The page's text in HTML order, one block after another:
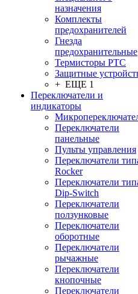
назначения
Комплекты
предохранителей
Гнезда
предохранительные
Термисторы PTC
Защитные
+ ЕЩЕ 1
Переключатели и
индикаторы
Переключатели
панельные
Пульты управления
Переключатели
Rocker
Переключатели
Dip-Switch
Переключатели
ползунковые
Переключатели
оборотные
Переключатели
рычажные
Переключатели
кнопочные
Переключатели